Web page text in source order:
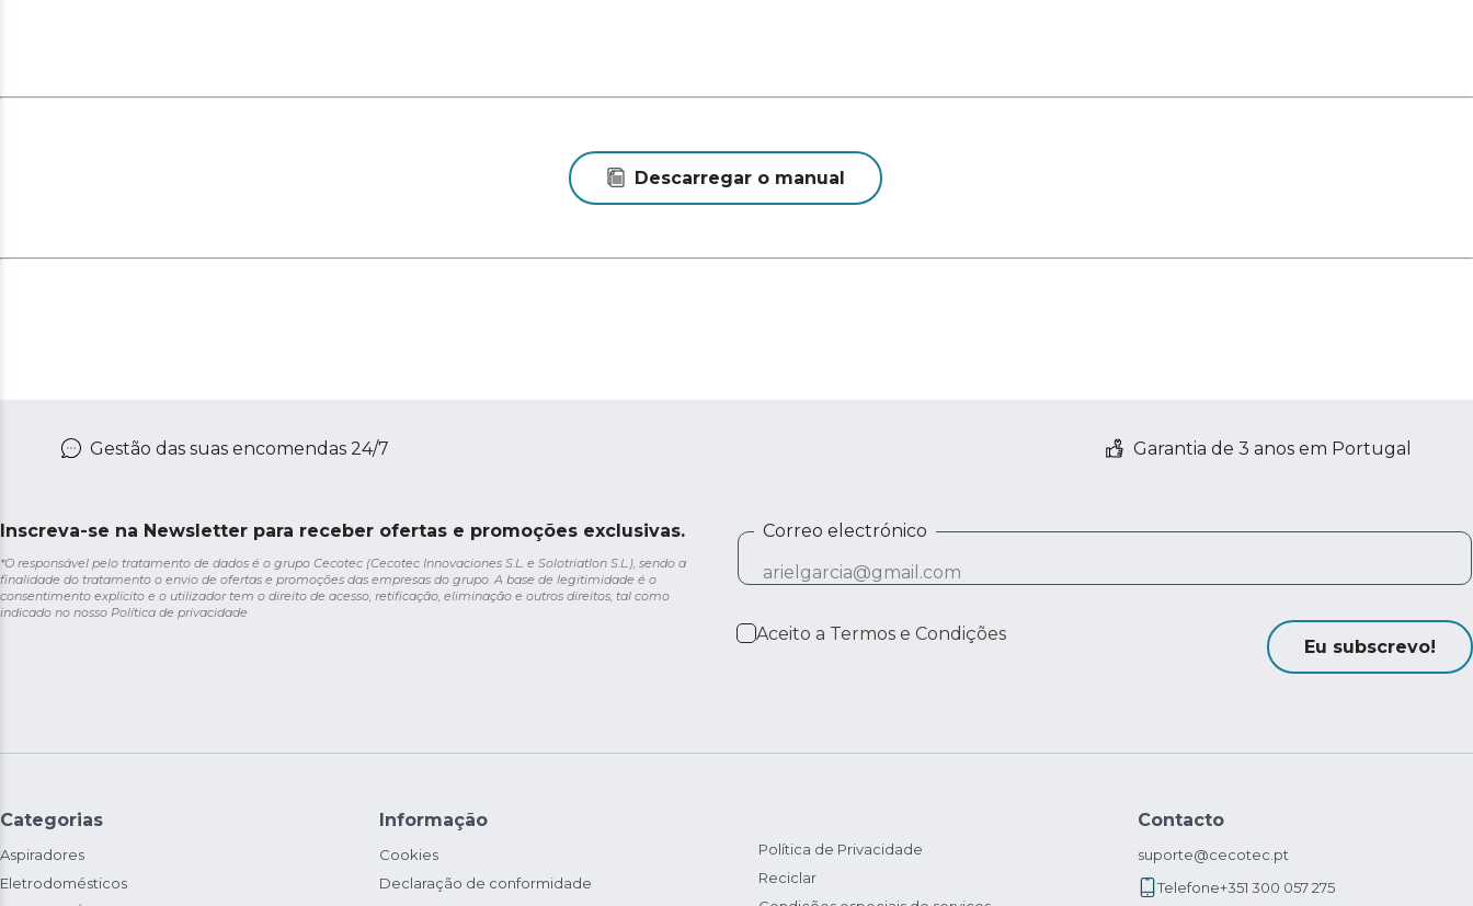
Descarregar o manual
Gestão das suas encomendas 24/7 Garantia de 3 anos em Portugal
Inscreva-se na Newsletter para receber ofertas e promoções exclusivas.
*O responsável pelo tratamento de dados é o grupo Cecotec (Cecotec Innovaciones S.L. e Solotriatlon S.L.), sendo a
finalidade do tratamento o envio de ofertas e promoções das empresas do grupo. A base de legitimidade é o
consentimento explícito e o utilizador tem o direito de acesso, retificação, eliminação e outros direitos, tal como
indicado no nosso Política de privacidade
Correo electrónico
Aceito a Termos e Condições
Eu subscrevo!
Categorias
Aspiradores
Eletrodomésticos
Informação
Cookies
Declaração de conformidade
Política de Privacidade
Reciclar
Contacto
suporte@cecotec.pt
Telefone+351 300 057 275